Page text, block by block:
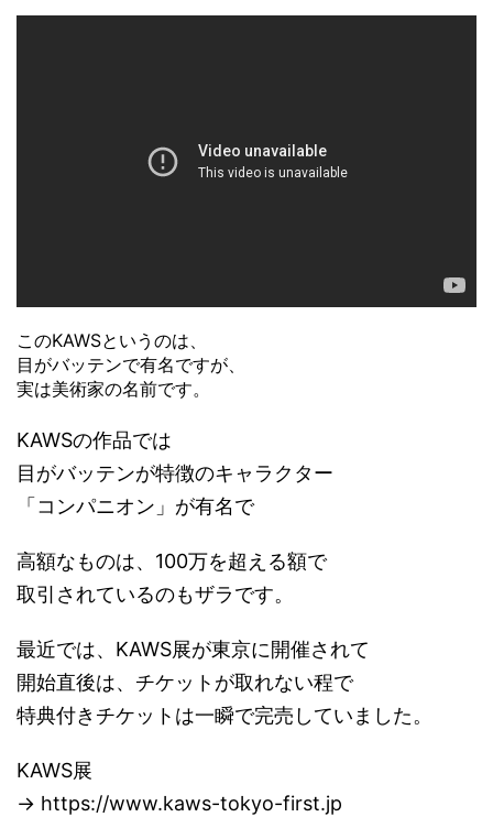
このKAWSというのは、
目がバッテンで有名ですが、
実は美術家の名前です。
KAWSの作品では
目がバッテンが特徴のキャラクター
「コンパニオン」が有名で
高額なものは、100万を超える額で
取引されているのもザラです。
最近では、KAWS展が東京に開催されて
開始直後は、チケットが取れない程で
特典付きチケットは一瞬で完売していました。
KAWS展
→ https://www.kaws-tokyo-first.jp